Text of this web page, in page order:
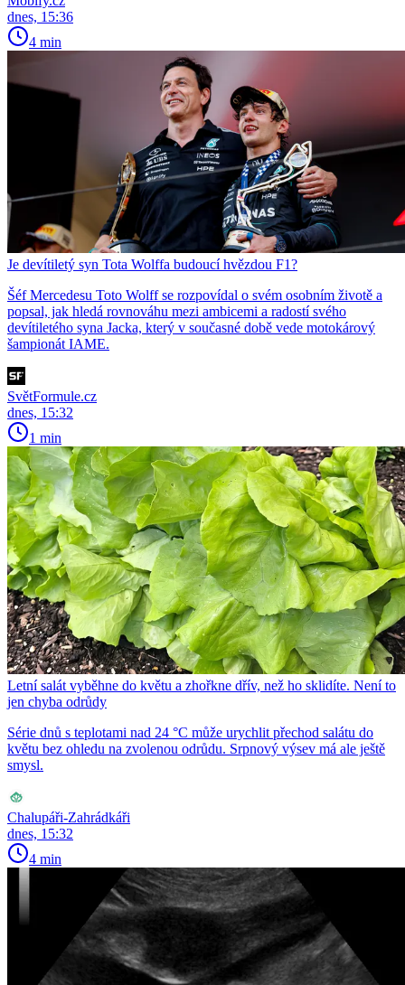
dnes, 15:36
4 min
Je devítiletý syn Tota Wolffa budoucí hvězdou F1?
Šéf Mercedesu Toto Wolff se rozpovídal o svém osobním životě a
popsal, jak hledá rovnováhu mezi ambicemi a radostí svého
devítiletého syna Jacka, který v současné době vede motokárový
šampionát IAME.
SvětFormule.cz
dnes, 15:32
1 min
Letní salát vyběhne do květu a zhořkne dřív, než ho sklidíte. Není to
jen chyba odrůdy
Série dnů s teplotami nad 24 °C může urychlit přechod salátu do
květu bez ohledu na zvolenou odrůdu. Srpnový výsev má ale ještě
smysl.
Chalupáři-Zahrádkáři
dnes, 15:32
4 min